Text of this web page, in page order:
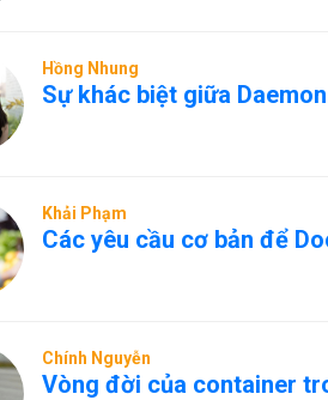
Hồng Nhung
Sự khác biệt giữa
Khải Phạm
Các yêu cầu cơ bản để
Chính Nguyễn
Vòng đời của container